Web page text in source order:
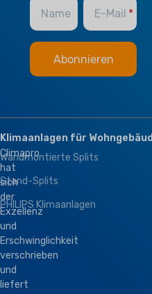
Name E-Mail
Climapro
hat
sich
der
Exzellenz
und
Erschwinglichkeit
verschrieben
und
liefert
Klimaanlagen für
Wandmontierte Splits
Stand-Splits
PHILIPS Klimaanlagen